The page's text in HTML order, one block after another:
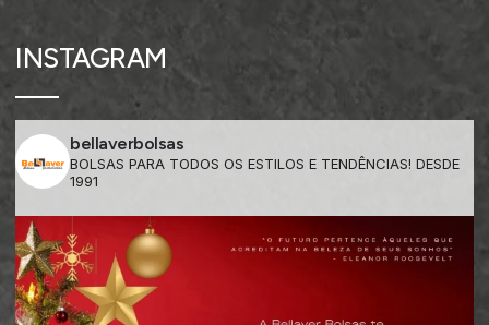
INSTAGRAM
bellaverbolsas
BOLSAS PARA TODOS OS ESTILOS E TENDÊNCIAS! DESDE
1991